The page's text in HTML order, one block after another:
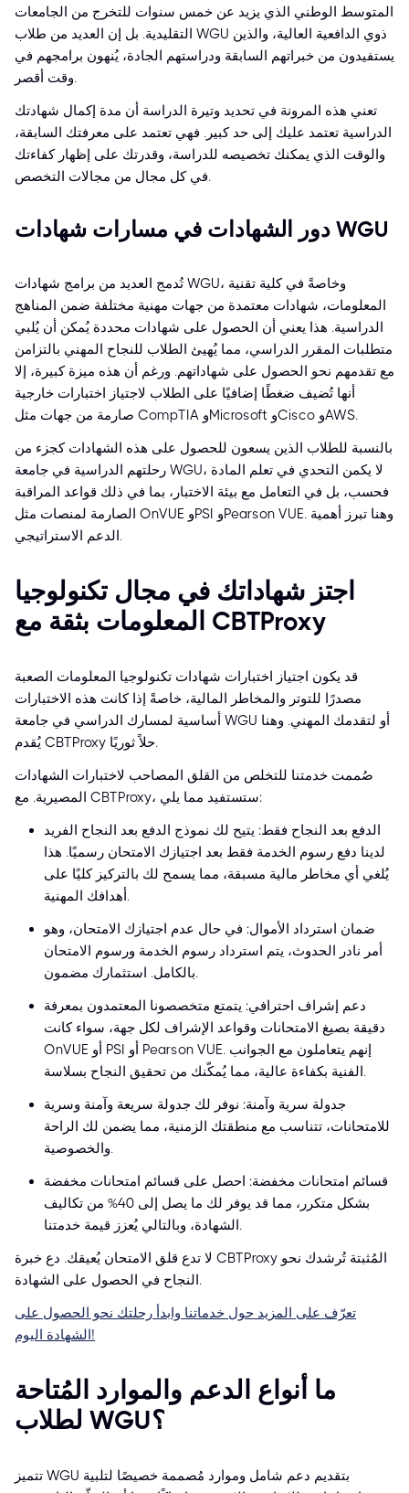
المتوسط الوطني الذي يزيد عن خمس سنوات للتخرج من الجامعات
التقليدية. بل إن العديد من طلاب WGU ذوي الدافعية العالية، والذين
يستفيدون من خبراتهم السابقة ودراستهم الجادة، يُنهون برامجهم في
وقت أقصر.
تعني هذه المرونة في تحديد وتيرة الدراسة أن مدة إكمال شهادتك
الدراسية تعتمد عليك إلى حد كبير. فهي تعتمد على معرفتك السابقة،
والوقت الذي يمكنك تخصيصه للدراسة، وقدرتك على إظهار كفاءتك
في كل مجال من مجالات التخصص.
دور الشهادات في مسارات شهادات WGU
تُدمج العديد من برامج شهادات WGU، وخاصةً في كلية تقنية
المعلومات، شهادات معتمدة من جهات مهنية مختلفة ضمن المناهج
الدراسية. هذا يعني أن الحصول على شهادات محددة يُمكن أن يُلبي
متطلبات المقرر الدراسي، مما يُهيئ الطلاب للنجاح المهني بالتزامن
مع تقدمهم نحو الحصول على شهاداتهم. ورغم أن هذه ميزة كبيرة، إلا
أنها تُضيف ضغطًا إضافيًا على الطلاب لاجتياز اختبارات خارجية
صارمة من جهات مثل CompTIA وMicrosoft وCisco وAWS.
بالنسبة للطلاب الذين يسعون للحصول على هذه الشهادات كجزء من
رحلتهم الدراسية في جامعة WGU، لا يكمن التحدي في تعلم المادة
فحسب، بل في التعامل مع بيئة الاختبار، بما في ذلك قواعد المراقبة
الصارمة لمنصات مثل OnVUE وPSI وPearson VUE. وهنا تبرز أهمية
الدعم الاستراتيجي.
اجتز شهاداتك في مجال تكنولوجيا
المعلومات بثقة مع CBTProxy
قد يكون اجتياز اختبارات شهادات تكنولوجيا المعلومات الصعبة
مصدرًا للتوتر والمخاطر المالية، خاصةً إذا كانت هذه الاختبارات
أساسية لمسارك الدراسي في جامعة WGU أو لتقدمك المهني. وهنا
يُقدم CBTProxy حلاً ثوريًا.
صُممت خدمتنا للتخلص من القلق المصاحب لاختبارات الشهادات
المصيرية. مع CBTProxy، ستستفيد مما يلي:
الدفع بعد النجاح فقط: يتيح لك نموذج الدفع بعد النجاح الفريد
لدينا دفع رسوم الخدمة فقط بعد اجتيازك الامتحان رسميًا. هذا
يُلغي أي مخاطر مالية مسبقة، مما يسمح لك بالتركيز كليًا على
أهدافك المهنية.
ضمان استرداد الأموال: في حال عدم اجتيازك الامتحان، وهو
أمر نادر الحدوث، يتم استرداد رسوم الخدمة ورسوم الامتحان
بالكامل. استثمارك مضمون.
دعم إشراف احترافي: يتمتع متخصصونا المعتمدون بمعرفة
دقيقة بصيغ الامتحانات وقواعد الإشراف لكل جهة، سواء كانت
OnVUE أو PSI أو Pearson VUE. إنهم يتعاملون مع الجوانب
الفنية بكفاءة عالية، مما يُمكّنك من تحقيق النجاح بسلاسة.
جدولة سرية وآمنة: نوفر لك جدولة سريعة وآمنة وسرية
للامتحانات، تتناسب مع منطقتك الزمنية، مما يضمن لك الراحة
والخصوصية.
قسائم امتحانات مخفضة: احصل على قسائم امتحانات مخفضة
بشكل متكرر، مما قد يوفر لك ما يصل إلى 40% من تكاليف
الشهادة، وبالتالي يُعزز قيمة خدمتنا.
لا تدع قلق الامتحان يُعيقك. دع خبرة CBTProxy المُثبتة تُرشدك نحو
النجاح في الحصول على الشهادة.
تعرّف على المزيد حول خدماتنا وابدأ رحلتك نحو الحصول على
الشهادة اليوم!
ما أنواع الدعم والموارد المُتاحة
لطلاب WGU؟
تتميز WGU بتقديم دعم شامل وموارد مُصممة خصيصًا لتلبية